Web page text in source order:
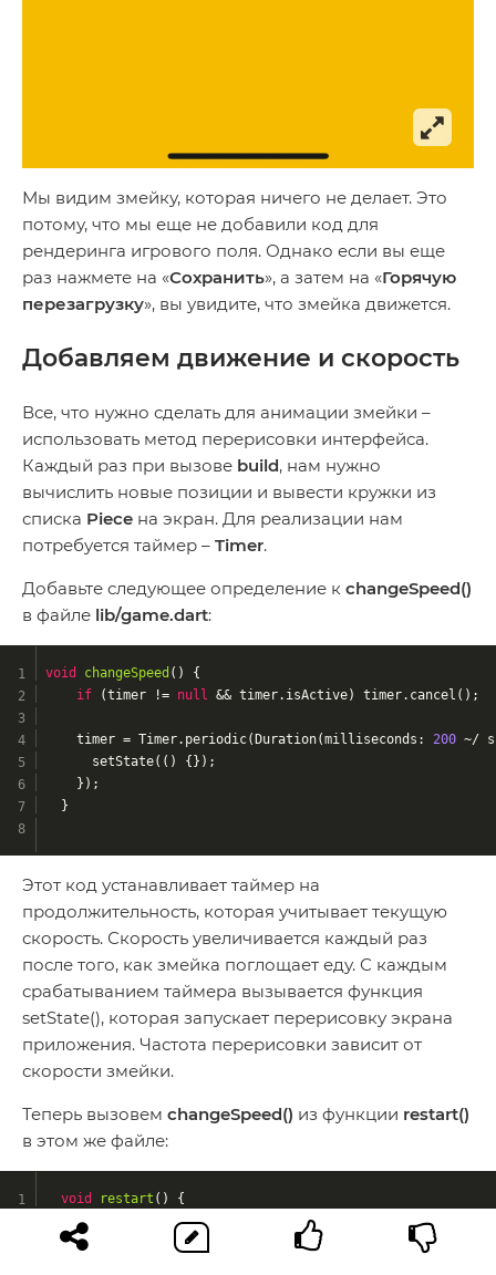
Мы видим змейку, которая ничего не делает. Это
потому, что мы еще не добавили код для
рендеринга игрового поля. Однако если вы еще
раз нажмете на «Сохранить», а затем на «Горячую
перезагрузку», вы увидите, что змейка движется.
Добавляем движение и скорость
Все, что нужно сделать для анимации змейки –
использовать метод перерисовки интерфейса.
Каждый раз при вызове build, нам нужно
вычислить новые позиции и вывести кружки из
списка Piece на экран. Для реализации нам
потребуется таймер – Timer.
Добавьте следующее определение к changeSpeed()
в файле lib/game.dart:
void changeSpeed ()
{
if (timer != null && timer.isActive) timer.cancel();
    timer = Timer.periodic(Duration(milliseconds:
200 ~/
      setState(() {});
    });
  }
Этот код устанавливает таймер на
продолжительность, которая учитывает текущую
скорость. Скорость увеличивается каждый раз
после того, как змейка поглощает еду. С каждым
срабатыванием таймера вызывается функция
setState(), которая запускает перерисовку экрана
приложения. Частота перерисовки зависит от
скорости змейки.
Теперь вызовем changeSpeed() из функции restart()
в этом же файле:
void restart ()
{
    changeSpeed();
  }